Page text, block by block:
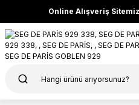
Online Alışveriş